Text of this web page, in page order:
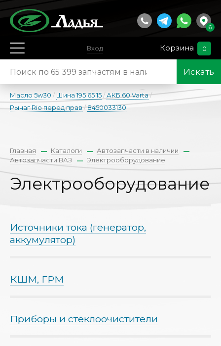
6
Вход Корзина 0
Искать
Масло 5w30 /Шина 195 65 15 /АКБ 60 Varta/
Рычаг Rio перед прав/8450033130
Главная Каталоги
Автозапчасти в наличии
Автозапчасти ВАЗ
Электрооборудование
Электрооборудование
Источники тока (генератор,
аккумулятор)
КШМ, ГРМ
Приборы и стеклоочистители